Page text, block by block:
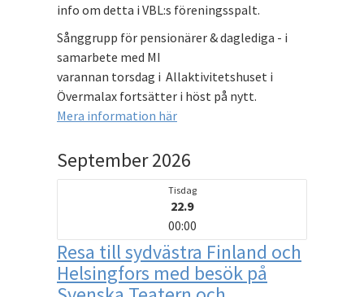
info om detta i VBL:s föreningsspalt.
Sånggrupp för pensionärer & daglediga - i
samarbete med MI
varannan torsdag i Allaktivitetshuset i
Övermalax fortsätter i höst på nytt.
Mera information här
September 2026
Tisdag
22.9
00:00
Resa till sydvästra Finland och
Helsingfors med besök på